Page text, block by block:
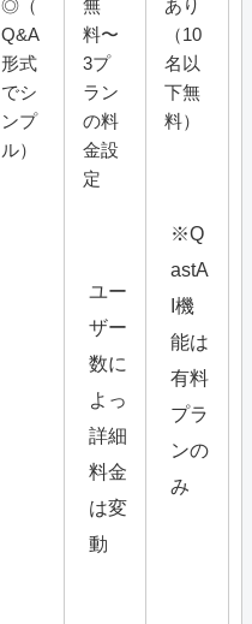
◎（
Q&A
形式
でシ
ンプ
ル）
無
料〜
3プ
ラン
の料
金設
定
ユー
ザー
数に
よっ
詳細
料金
は変
動
あり
（10
名以
下無
料）
※Q
astA
I機
能は
有料
プラ
ンの
み